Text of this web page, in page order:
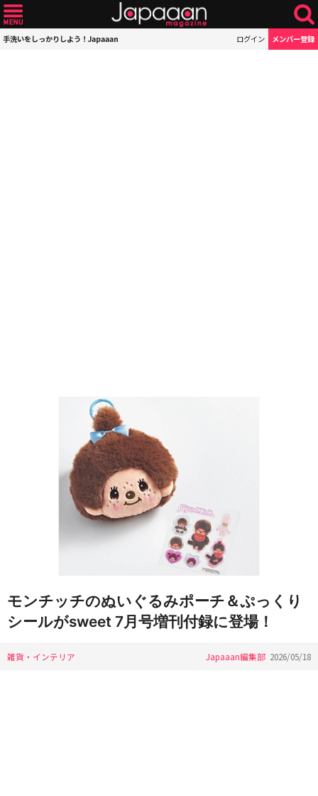
手洗いをしっかりしよう！Japaaan ログイン メンバー登録
モンチッチのぬいぐるみポーチ＆ぷっくり
シールがsweet 7月号増刊付録に登場！
雑貨・インテリア Japaaan編集部 2026/05/18